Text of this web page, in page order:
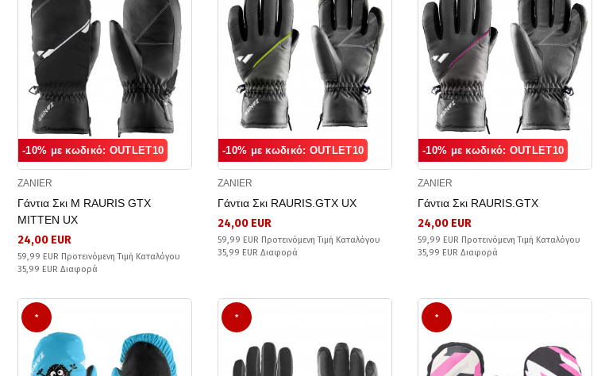
-10% με κωδικό: OUTLET10
ZANIER
Γάντια Σκι M RAURIS GTX
MITTEN UX
24,00 EUR
59,99 EUR Προτεινόμενη Τιμή Καταλόγου
35,99 EUR Διαφορά
-10% με κωδικό: OUTLET10
ZANIER
Γάντια Σκι RAURIS.GTX UX
24,00 EUR
59,99 EUR Προτεινόμενη Τιμή Καταλόγου
35,99 EUR Διαφορά
-10% με κωδικό: OUTLET10
ZANIER
Γάντια Σκι RAURIS.GTX
24,00 EUR
59,99 EUR Προτεινόμενη Τιμή Καταλόγου
35,99 EUR Διαφορά
* * *